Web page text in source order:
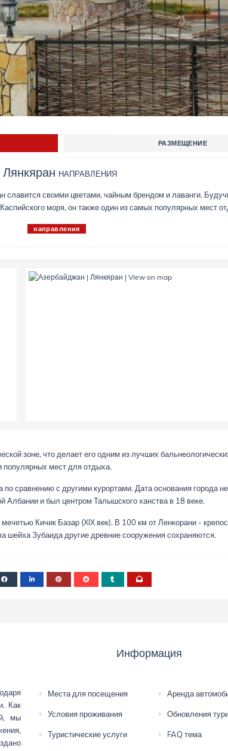
РАЗМЕЩЕНИЕ
Лянкяран НАПРАВЛЕНИЯ
славится своими цветами, чайным брендом и лаванги.
моря, он также один из самых популярных мест
направления
зоне, что делает его одним из лучших
популярных мест для отдыха.
сравнению с другими курортами. Дата основания города
Албании и был центром Талышского ханства в 18 веке.
Кичик Базар (XIX век). В 100 км от Ленкорани -
шейха Зубаида другие древние сооружения сохраняются.
Как
мы
Информация
Места для посещения Аренда
Условия проживания Обновления
Туристические услуги FAQ тема